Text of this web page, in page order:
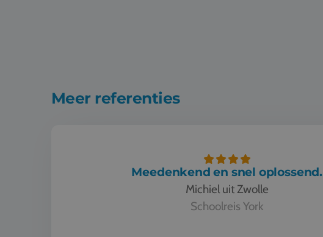
Meer referenties
Meedenkend en snel oplossend.
Michiel uit Zwolle
Schoolreis York